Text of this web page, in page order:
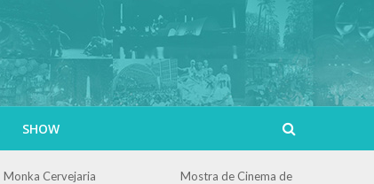
SHOW
Monka Cervejaria
Mostra de Cinema de